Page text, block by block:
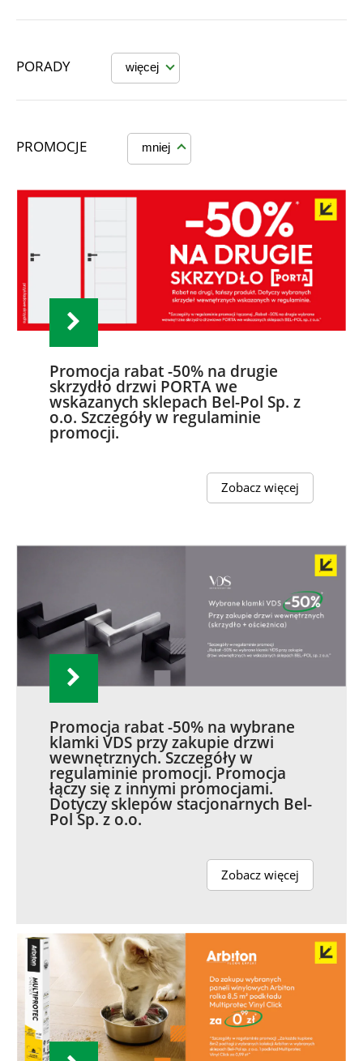
PORADY więcej
PROMOCJE mniej
Promocja rabat -50% na drugie
skrzydło drzwi PORTA we
wskazanych sklepach Bel-Pol Sp. z
o.o. Szczegóły w regulaminie
promocji.
Zobacz więcej
Promocja rabat -50% na wybrane
klamki VDS przy zakupie drzwi
wewnętrznych. Szczegóły w
regulaminie promocji. Promocja
łączy się z innymi promocjami.
Dotyczy sklepów stacjonarnych Bel-
Pol Sp. z o.o.
Zobacz więcej